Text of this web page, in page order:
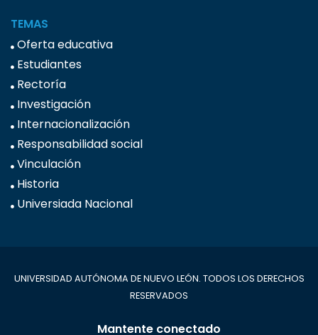
TEMAS
Oferta educativa
Estudiantes
Rectoría
Investigación
Internacionalización
Responsabilidad social
Vinculación
Historia
Universiada Nacional
UNIVERSIDAD AUTÓNOMA DE NUEVO LEÓN. TODOS LOS DERECHOS
RESERVADOS
Mantente conectado